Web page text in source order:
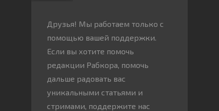
Друзья! Мы работаем только с
помощью вашей поддержки.
Если вы хотите помочь
редакции Рабкора, помочь
дальше радовать вас
уникальными статьями и
стримами, поддержите нас